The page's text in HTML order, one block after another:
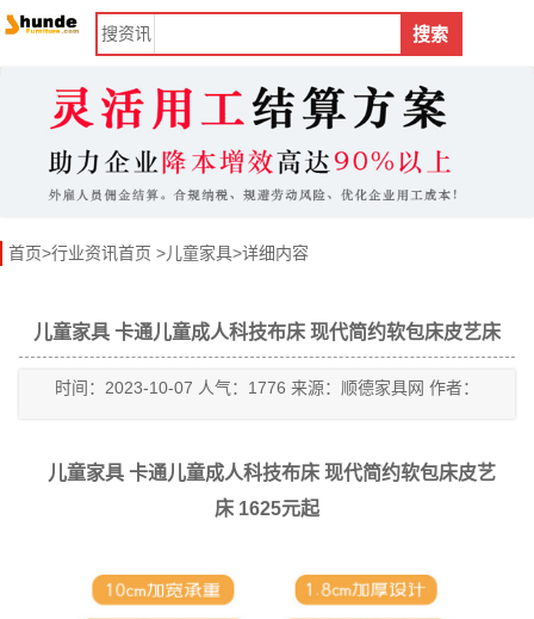
搜资讯 搜索
首页>行业资讯首页 >儿童家具>详细内容
儿童家具 卡通儿童成人科技布床 现代简约软包床皮艺床
时间：2023-10-07 人气：1776 来源：顺德家具网 作者：
儿童家具 卡通儿童成人科技布床 现代简约软包床皮艺
床 1625元起